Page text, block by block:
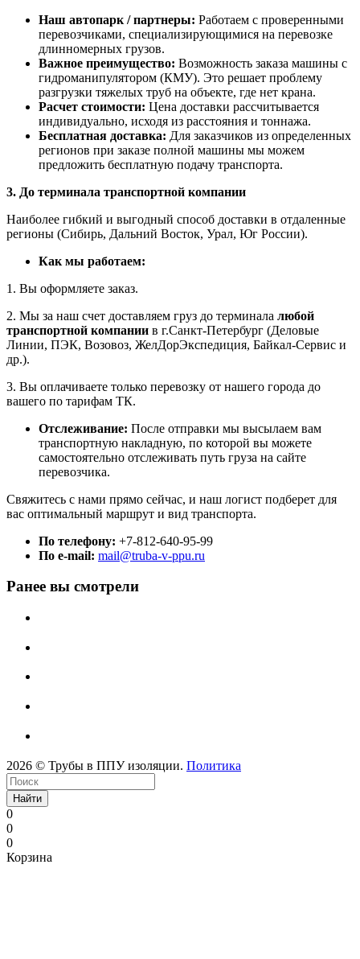
Наш автопарк / партнеры: Работаем с проверенными
перевозчиками, специализирующимися на перевозке
длинномерных грузов.
Важное преимущество: Возможность заказа машины с
гидроманипулятором (КМУ). Это решает проблему
разгрузки тяжелых труб на объекте, где нет крана.
Расчет стоимости: Цена доставки рассчитывается
индивидуально, исходя из расстояния и тоннажа.
Бесплатная доставка: Для заказчиков из определенных
регионов при заказе полной машины мы можем
предложить бесплатную подачу транспорта.
3. До терминала транспортной компании
Наиболее гибкий и выгодный способ доставки в отдаленные
регионы (Сибирь, Дальний Восток, Урал, Юг России).
Как мы работаем:
1. Вы оформляете заказ.
2. Мы за наш счет доставляем груз до терминала любой
транспортной компании в г.Санкт-Петербург (Деловые
Линии, ПЭК, Возовоз, ЖелДорЭкспедиция, Байкал-Сервис и
др.).
3. Вы оплачиваете только перевозку от нашего города до
вашего по тарифам ТК.
Отслеживание: После отправки мы высылаем вам
транспортную накладную, по которой вы можете
самостоятельно отслеживать путь груза на сайте
перевозчика.
Свяжитесь с нами прямо сейчас, и наш логист подберет для
вас оптимальный маршрут и вид транспорта.
По телефону: +7-812-640-95-99
По e-mail: mail@truba-v-ppu.ru
Ранее вы смотрели
2026 © Трубы в ППУ изоляции. Политика
Найти
0
0
0
Корзина